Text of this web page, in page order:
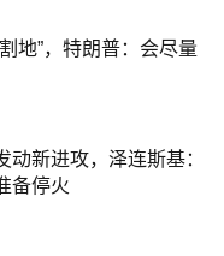
地”，特朗普：会尽量
动新进攻，泽连斯基：
备停火